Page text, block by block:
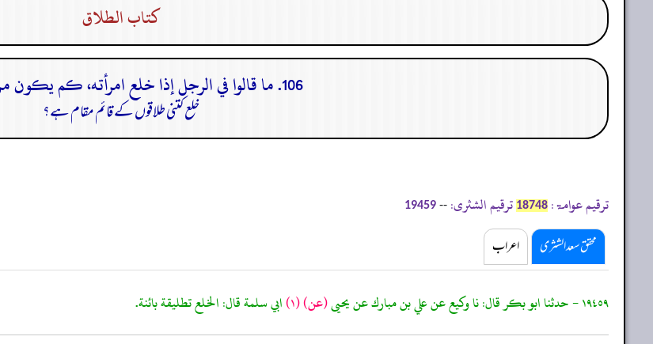
كتاب الطلاق
106. ما قالوا في الرجل إذا خلع امرأته، كم يكون من الطلاق؟
خلع کتنی طلاقوں کے قائم مقام ہے؟
ترقیم عوامۃ: 18748 ترقیم الشثری: --
19459
محقق سعد الشثری اعراب
١٩٤٥٩ - حدثنا ابو بكر قال: نا وكيع عن علي بن مبارك عن يحيى (عن)(١) ابي سلمة قال: الخلع تطليقة بائنة.